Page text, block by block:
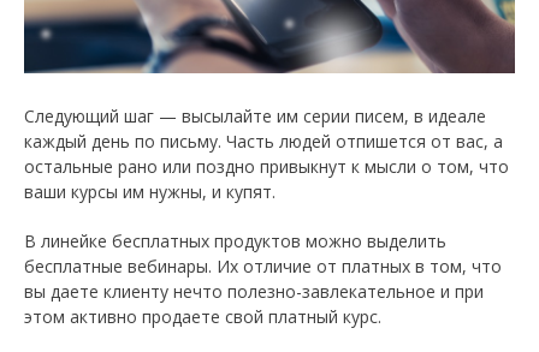
Следующий шаг — высылайте им серии писем, в идеале
каждый день по письму. Часть людей отпишется от вас, а
остальные рано или поздно привыкнут к мысли о том, что
ваши курсы им нужны, и купят.
В линейке бесплатных продуктов можно выделить
бесплатные вебинары. Их отличие от платных в том, что
вы даете клиенту нечто полезно-завлекательное и при
этом активно продаете свой платный курс.